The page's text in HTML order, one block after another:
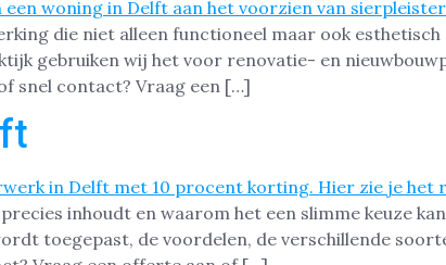
die niet alleen functioneel maar ook
gebruiken wij het voor renovatie- en
snel contact? Vraag een […]
inhoudt en waarom het een slimme keuze
toegepast, de voordelen, de verschillende